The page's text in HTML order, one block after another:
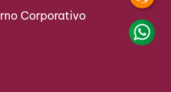
Corporativo